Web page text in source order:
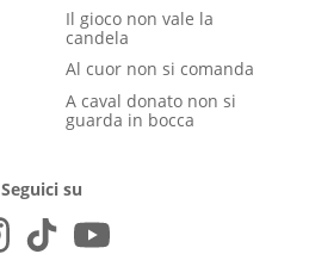
Il gioco non vale la
candela
Al cuor non si comanda
A caval donato non si
guarda in bocca
Seguici su